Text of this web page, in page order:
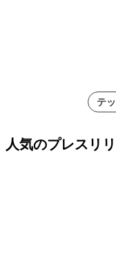
テ
人気のプレスリ